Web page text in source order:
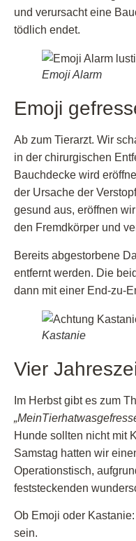
und verursacht eine
tödlich endet.
Emoji Alarm
Emoji
Ab zum Tierarzt. Wir
in der chirurgischen
Bauchdecke wird
der Ursache der
gesund aus, eröffnen
den Fremdkörper und
Bereits abgestorbene
entfernt werden. Die
dann mit einer End-zu-
Kastanie
Vier
Im Herbst gibt es zum
Hunde sollten nicht mit
Samstag hatten wir
Operationstisch,
feststeckenden
Ob Emoji oder
sein.